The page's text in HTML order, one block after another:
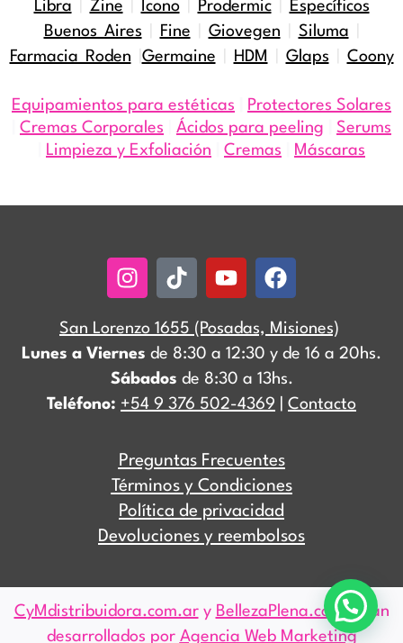
Libra Zine Icono| Prodermic|
Específicos
Buenos Aires
Fine Giovegen Siluma
Farmacia Roden
Germaine HDM Glaps Coony
Equipamientos para estéticas
Protectores Solares
Cremas Corporales Ácidos para peeling
Serums
Limpieza y Exfoliación Cremas Máscaras
Instagram
TiktokYoutubeFacebook
San Lorenzo 1655 (Posadas, Misiones)
Lunes a Viernes de 8:30 a 12:30 y de 16 a 20hs.
Sábados de 8:30 a 13hs.
Teléfono: +54 9 376 502-4369 Contacto
Preguntas Frecuentes
Términos y Condiciones
Política de privacidad
Devoluciones y reembolsos
CyMdistribuidora.com.ary BellezaPlena.com están
desarrollados por Agencia Web Marketing